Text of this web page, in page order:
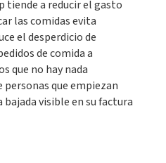
tiende a reducir el gasto
las comidas evita
el desperdicio de
de comida a
que no hay nada
personas que empiezan
visible en su factura